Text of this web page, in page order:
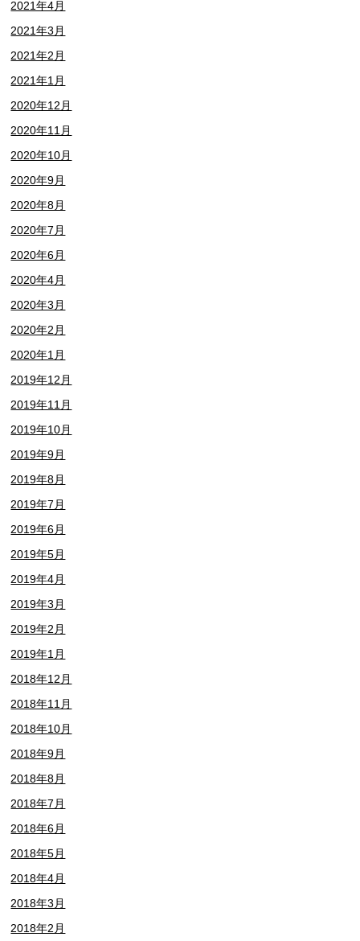
2021年4月
2021年3月
2021年2月
2021年1月
2020年12月
2020年11月
2020年10月
2020年9月
2020年8月
2020年7月
2020年6月
2020年4月
2020年3月
2020年2月
2020年1月
2019年12月
2019年11月
2019年10月
2019年9月
2019年8月
2019年7月
2019年6月
2019年5月
2019年4月
2019年3月
2019年2月
2019年1月
2018年12月
2018年11月
2018年10月
2018年9月
2018年8月
2018年7月
2018年6月
2018年5月
2018年4月
2018年3月
2018年2月